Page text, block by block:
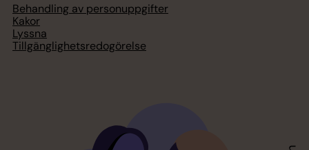
Behandling av personuppgifter
Kakor
Lyssna
Tillgänglighetsredogörelse